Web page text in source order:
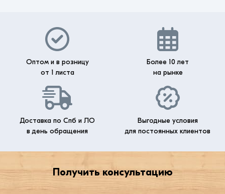
Оптом и в розницу
от 1 листа
Более 10 лет
на рынке
Доставка по Спб и ЛО
в день обращения
Выгодные условия
для постоянных клиентов
Получить консультацию